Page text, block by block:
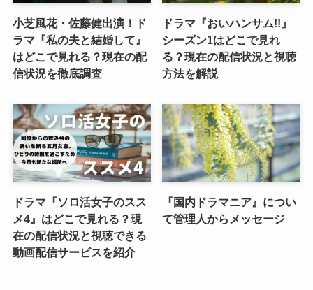
小芝風花・佐藤健出演！ド
ラマ『私の夫と結婚して』
はどこで見れる？現在の配
信状況を徹底調査
ドラマ『おいハンサム!!』
シーズン1はどこで見れ
る？現在の配信状況と視聴
方法を解説
ドラマ『ソロ活女子のスス
メ4』はどこで見れる？現
在の配信状況と視聴できる
動画配信サービスを紹介
『国内ドラマニア』につい
て管理人からメッセージ